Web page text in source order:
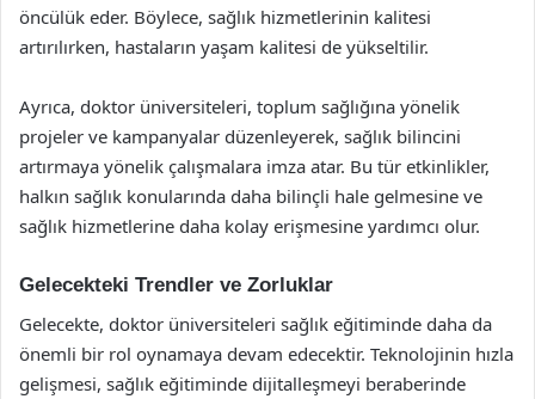
öncülük eder. Böylece, sağlık hizmetlerinin kalitesi
artırılırken, hastaların yaşam kalitesi de yükseltilir.
Ayrıca, doktor üniversiteleri, toplum sağlığına yönelik
projeler ve kampanyalar düzenleyerek, sağlık bilincini
artırmaya yönelik çalışmalara imza atar. Bu tür etkinlikler,
halkın sağlık konularında daha bilinçli hale gelmesine ve
sağlık hizmetlerine daha kolay erişmesine yardımcı olur.
Gelecekteki Trendler ve Zorluklar
Gelecekte, doktor üniversiteleri sağlık eğitiminde daha da
önemli bir rol oynamaya devam edecektir. Teknolojinin hızla
gelişmesi, sağlık eğitiminde dijitalleşmeyi beraberinde